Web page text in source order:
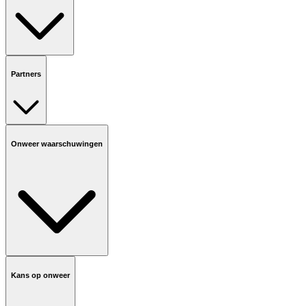
Partners
Onweer waarschuwingen
Kans op onweer